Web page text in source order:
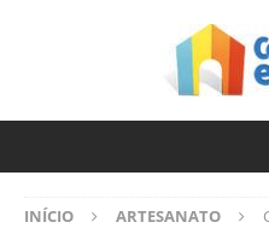
INÍCIO ARTESANATO